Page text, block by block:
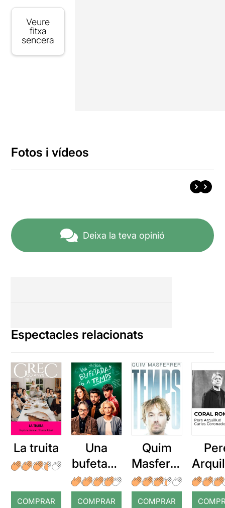
Veure
fitxa
sencera
Fotos i vídeos
Deixa la teva opinió
Espectacles relacionats
La truita
COMPRAR
Una
bufetada
a temps
COMPRAR
Quim
Masferre
r: Temps
COMPRAR
: